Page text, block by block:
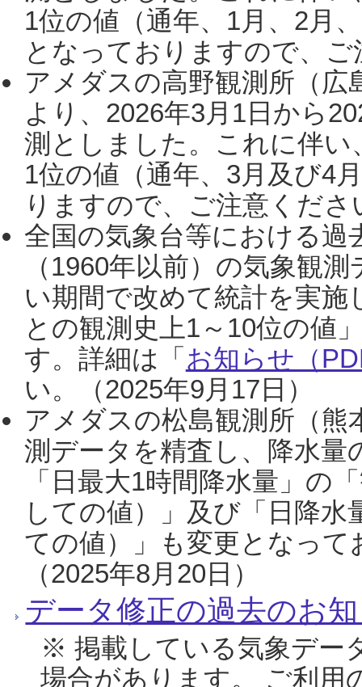
1位の値（通年、1月、2月
となっておりますので、
アメダスの高野観測所（
より、2026年3月1日から
測としました。これに伴い
1位の値（通年、3月及び4
りますので、ご注意くだ
全国の気象台等における過
（1960年以前）の気象観
い期間で改めて統計を実
との観測史上1～10位の値
す。詳細は「 お知らせ（
い。（2025年9月17日）
アメダスの松島観測所（熊
測データを精査し、降水
「日最大1時間降水量」の
しての値）」及び「日降
ての値）」も変更となっ
（2025年8月20日）
データ修正の過去のお
※ 掲載している気象デー
場合があります。 ご利用